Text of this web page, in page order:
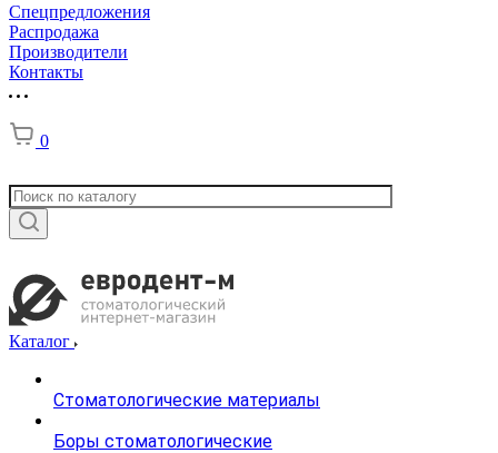
Спецпредложения
Распродажа
Производители
Контакты
0
Каталог
Стоматологические материалы
Боры стоматологические